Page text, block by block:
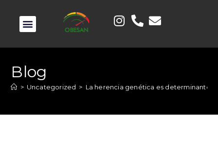
Blog
> Uncategorized > La herencia genética es determinante